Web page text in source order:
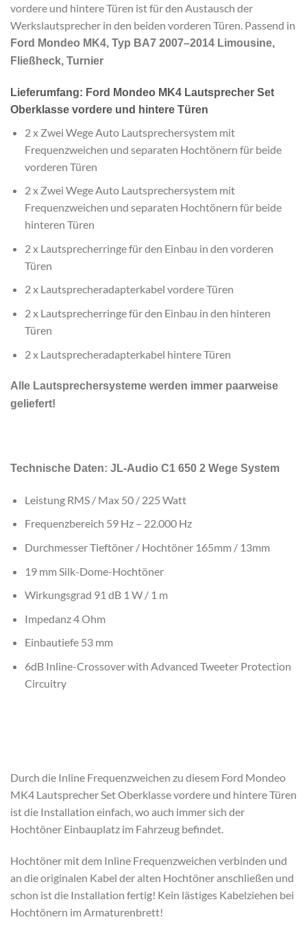
vordere und hintere Türen ist für den Austausch der
Werkslautsprecher in den beiden vorderen Türen. Passend in
Ford Mondeo MK4, Typ BA7 2007–2014 Limousine,
Fließheck, Turnier
Lieferumfang: Ford Mondeo MK4 Lautsprecher Set
Oberklasse vordere und hintere Türen
2 x Zwei Wege Auto Lautsprechersystem mit
Frequenzweichen und separaten Hochtönern für beide
vorderen Türen
2 x Zwei Wege Auto Lautsprechersystem mit
Frequenzweichen und separaten Hochtönern für beide
hinteren Türen
2 x Lautsprecherringe für den Einbau in den vorderen
Türen
2 x Lautsprecheradapterkabel vordere Türen
2 x Lautsprecherringe für den Einbau in den hinteren
Türen
2 x Lautsprecheradapterkabel hintere Türen
Alle Lautsprechersysteme werden immer paarweise
geliefert!
Technische Daten: JL-Audio C1 650 2 Wege System
Leistung RMS / Max 50 / 225 Watt
Frequenzbereich 59 Hz – 22.000 Hz
Durchmesser Tieftöner / Hochtöner 165mm / 13mm
19 mm Silk-Dome-Hochtöner
Wirkungsgrad 91 dB 1 W / 1 m
Impedanz 4 Ohm
Einbautiefe 53 mm
6dB Inline-Crossover with Advanced Tweeter Protection
Circuitry
Durch die Inline Frequenzweichen zu diesem Ford Mondeo
MK4 Lautsprecher Set Oberklasse vordere und hintere Türen
ist die Installation einfach, wo auch immer sich der
Hochtöner Einbauplatz im Fahrzeug befindet.
Hochtöner mit dem Inline Frequenzweichen verbinden und
an die originalen Kabel der alten Hochtöner anschließen und
schon ist die Installation fertig! Kein lästiges Kabelziehen bei
Hochtönern im Armaturenbrett!